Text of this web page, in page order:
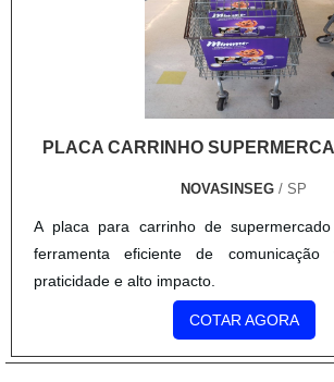
PLACA CARRINHO
NOVASINSEG / SP
A placa para carrinho de
ferramenta eficiente de
praticidade e alto impacto.
COTAR AGORA